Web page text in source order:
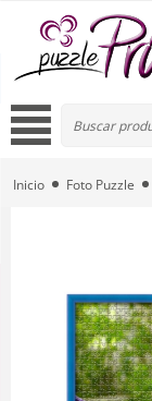
Inicio Foto Puzzle